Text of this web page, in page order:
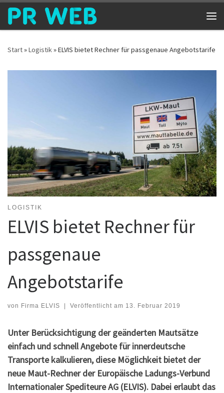
Zum Inhalt springen
Start»Logistik»ELVIS bietet Rechner für passgenaue Angebotstarife
LOGISTIK
ELVIS bietet Rechner für
passgenaue
Angebotstarife
von Firma ELVIS Veröffentlicht am 13. Februar 2019
Unter Berücksichtigung der geänderten Mautsätze
einfach und schnell Angebote für innerdeutsche
Transporte kalkulieren, diese Möglichkeit bietet der
neue Maut-Rechner der Europäische Ladungs-Verbund
Internationaler Spediteure AG (ELVIS). Dabei erlaubt das